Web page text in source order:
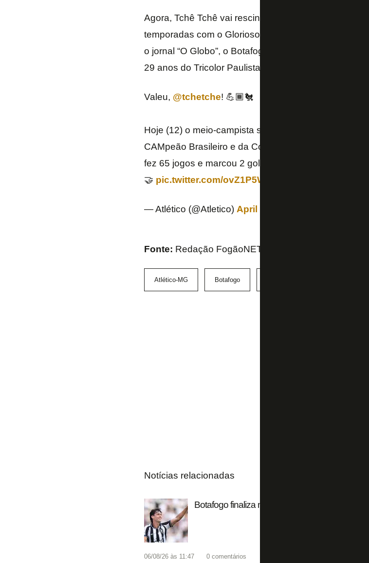
Agora, Tchê Tchê vai rescindir seu contrato com o
temporadas com o Glorioso, com possibilidade de
o jornal “O Globo”, o Botafogo vai gastar cerca de R$
29 anos do Tricolor Paulista.
Valeu, @tchetche! 💪🏾🐔
Hoje (12) o meio-campista se despede do Atlético.
CAMpeão Brasileiro e da Copa do Brasil (2021),
fez 65 jogos e marcou 2 gols. Tá na história!
🤝 pic.twitter.com/ovZ1P5WWLt
— Atlético (@Atletico) April 12, 2022
Fonte: Redação FogãoNET
Atlético-MG Botafogo
Notícias relacionadas
Botafogo finaliza negociação e assina contrato
06/08/26 às 11:47 0 comentários